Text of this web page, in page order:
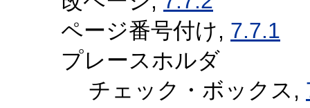
ページ番号付け, 7.7.1
プレースホルダ
チェック・ボックス,